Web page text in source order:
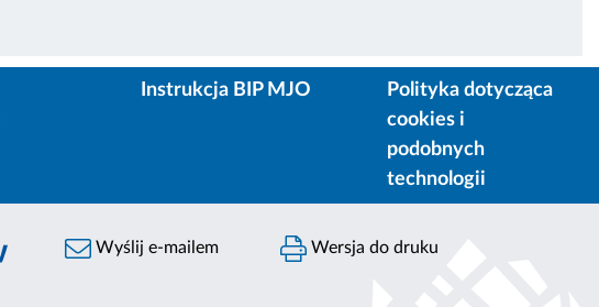
Instrukcja BIP MJO
Polityka dotycząca
cookies i
podobnych
technologii
Wyślij e-mailem Wersja do druku